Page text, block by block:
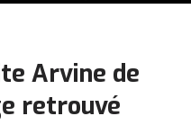
Arvine de
retrouvé